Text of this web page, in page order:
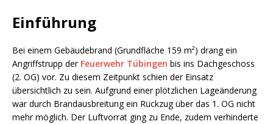
Einführung
Bei einem Gebäudebrand (Grundfläche 159 m²) drang ein
Angriffstrupp der Feuerwehr Tübingen bis ins Dachgeschoss
(2. OG) vor. Zu diesem Zeitpunkt schien der Einsatz
übersichtlich zu sein. Aufgrund einer plötzlichen Lageänderung
war durch Brandausbreitung ein Rückzug über das 1. OG nicht
mehr möglich. Der Luftvorrat ging zu Ende, zudem verhinderte